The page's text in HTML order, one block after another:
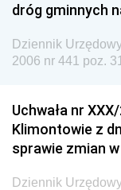
dróg gminnych
Dziennik
2006 nr 441 poz.
Uchwała nr
Klimontowie z
sprawie zmian
Dziennik